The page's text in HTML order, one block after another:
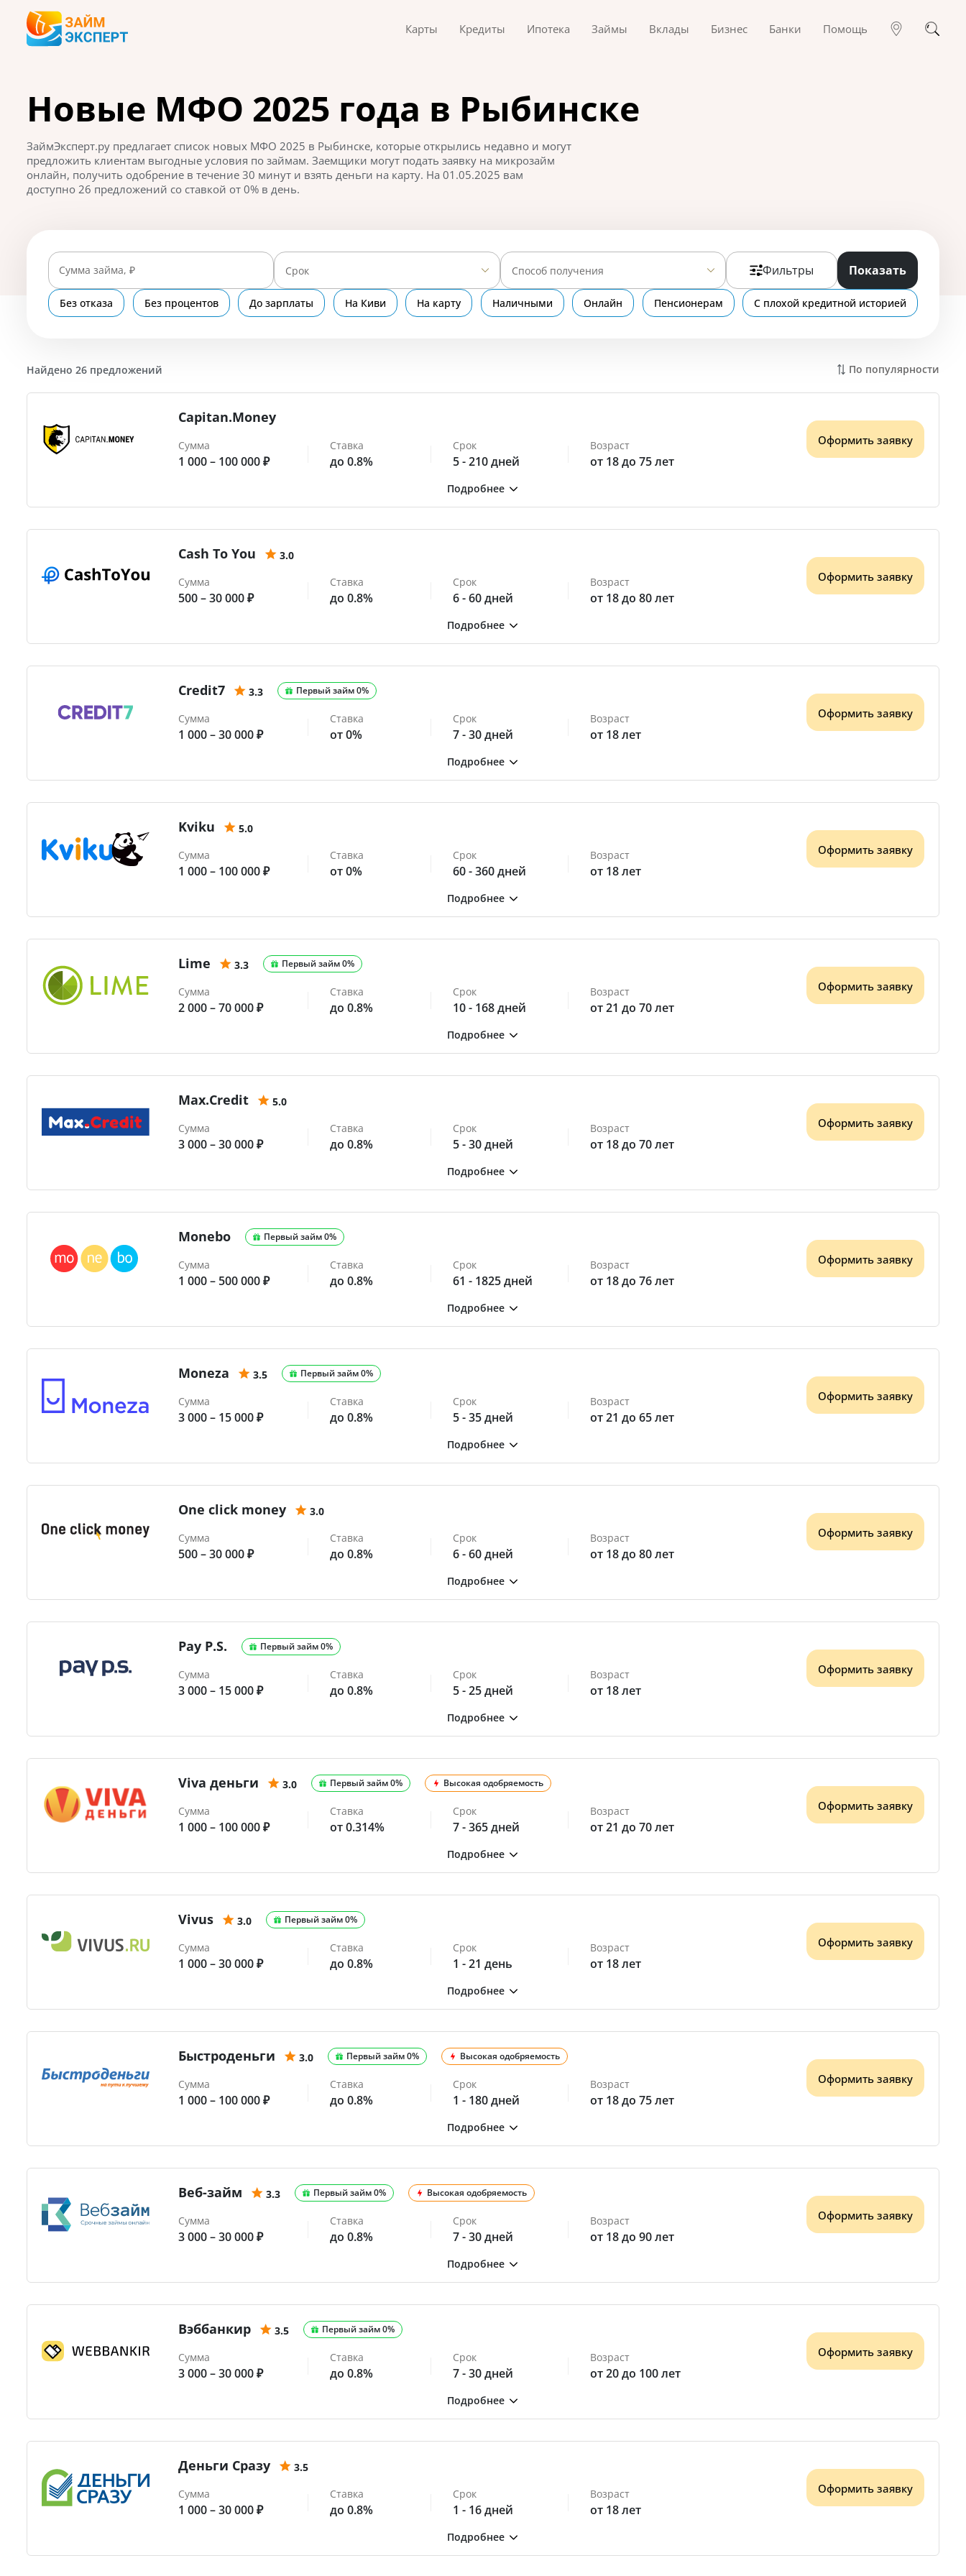
Карты Кредиты Ипотека Займы Вклады Бизнес Банки Помощь
Новые МФО 2025 года в Рыбинске
ЗаймЭксперт.ру предлагает список новых МФО 2025 в Рыбинске, которые открылись недавно и могут
предложить клиентам выгодные условия по займам. Заемщики могут подать заявку на микрозайм
онлайн, получить одобрение в течение 30 минут и взять деньги на карту. На 01.05.2025 вам
доступно 26 предложений со ставкой от 0% в день.
Сумма займа, ₽ Срок Способ получения Фильтры Показать
Без отказа Без процентов До зарплаты На Киви На карту Наличными Онлайн Пенсионерам С плохой кредитной историей
Найдено 26 предложений По популярности
Capitan.Money
Сумма
1 000 – 100 000 ₽
Ставка
до 0.8%
Срок
5 - 210 дней
Возраст
от 18 до 75 лет
Оформить заявку
Cash To You
3.0
Сумма
500 – 30 000 ₽
Ставка
до 0.8%
Срок
6 - 60 дней
Возраст
от 18 до 80 лет
Оформить заявку
Credit7 3.3 Первый займ 0%
Сумма
1 000 – 30 000 ₽
Ставка
от 0%
Срок
7 - 30 дней
Возраст
от 18 лет
Оформить заявку
Kviku
5.0
Сумма
1 000 – 100 000 ₽
Ставка
от 0%
Срок
60 - 360 дней
Возраст
от 18 лет
Оформить заявку
Lime 3.3 Первый займ 0%
Сумма
2 000 – 70 000 ₽
Ставка
до 0.8%
Срок
10 - 168 дней
Возраст
от 21 до 70 лет
Оформить заявку
Max.Credit
5.0
Сумма
3 000 – 30 000 ₽
Ставка
до 0.8%
Срок
5 - 30 дней
Возраст
от 18 до 70 лет
Оформить заявку
Monebo Первый займ 0%
Сумма
1 000 – 500 000 ₽
Ставка
до 0.8%
Срок
61 - 1825 дней
Возраст
от 18 до 76 лет
Оформить заявку
Moneza 3.5 Первый займ 0%
Сумма
3 000 – 15 000 ₽
Ставка
до 0.8%
Срок
5 - 35 дней
Возраст
от 21 до 65 лет
Оформить заявку
One click money
3.0
Сумма
500 – 30 000 ₽
Ставка
до 0.8%
Срок
6 - 60 дней
Возраст
от 18 до 80 лет
Оформить заявку
Pay P.S. Первый займ 0%
Сумма
3 000 – 15 000 ₽
Ставка
до 0.8%
Срок
5 - 25 дней
Возраст
от 18 лет
Оформить заявку
Viva деньги 3.0 Первый займ 0% Высокая одобряемость
Сумма
1 000 – 100 000 ₽
Ставка
от 0.314%
Срок
7 - 365 дней
Возраст
от 21 до 70 лет
Оформить заявку
Vivus 3.0 Первый займ 0%
Сумма
1 000 – 30 000 ₽
Ставка
до 0.8%
Срок
1 - 21 день
Возраст
от 18 лет
Оформить заявку
Быстроденьги 3.0 Первый займ 0% Высокая одобряемость
Сумма
1 000 – 100 000 ₽
Ставка
до 0.8%
Срок
1 - 180 дней
Возраст
от 18 до 75 лет
Оформить заявку
Веб-займ 3.3 Первый займ 0% Высокая одобряемость
Сумма
3 000 – 30 000 ₽
Ставка
до 0.8%
Срок
7 - 30 дней
Возраст
от 18 до 90 лет
Оформить заявку
Вэббанкир 3.5 Первый займ 0%
Сумма
3 000 – 30 000 ₽
Ставка
до 0.8%
Срок
7 - 30 дней
Возраст
от 20 до 100 лет
Оформить заявку
Деньги Сразу
3.5
Сумма
1 000 – 30 000 ₽
Ставка
до 0.8%
Срок
1 - 16 дней
Возраст
от 18 лет
Оформить заявку